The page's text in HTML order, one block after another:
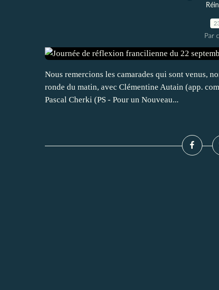
Par
Nous remercions les camarades qui sont venus,
ronde du matin, avec Clémentine Autain (app.
Pascal Cherki (PS - Pour un Nouveau...